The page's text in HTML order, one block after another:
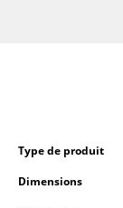
... voir tous
Type de produit
Dimensions